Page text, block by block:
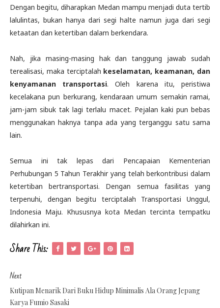
Dengan begitu, diharapkan Medan mampu menjadi duta tertib
lalulintas, bukan hanya dari segi halte namun juga dari segi
ketaatan dan ketertiban dalam berkendara.
Nah, jika masing-masing hak dan tanggung jawab sudah
terealisasi, maka terciptalah keselamatan, keamanan, dan
kenyamanan transportasi. Oleh karena itu, peristiwa
kecelakana pun berkurang, kendaraan umum semakin ramai,
jam-jam sibuk tak lagi terlalu macet. Pejalan kaki pun bebas
menggunakan haknya tanpa ada yang terganggu satu sama
lain.
Semua ini tak lepas dari Pencapaian Kementerian
Perhubungan 5 Tahun Terakhir yang telah berkontribusi dalam
ketertiban bertransportasi. Dengan semua fasilitas yang
terpenuhi, dengan begitu terciptalah Transportasi Unggul,
Indonesia Maju. Khususnya kota Medan tercinta tempatku
dilahirkan ini.
Share This:
Next
Kutipan Menarik Dari Buku Hidup Minimalis Ala Orang Jepang
Karya Fumio Sasaki